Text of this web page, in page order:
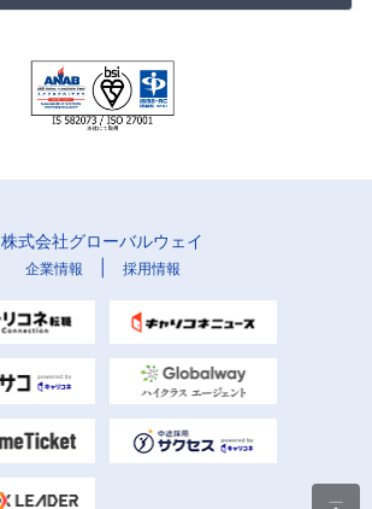
株式会社グローバルウェイ
企業情報 採用情報